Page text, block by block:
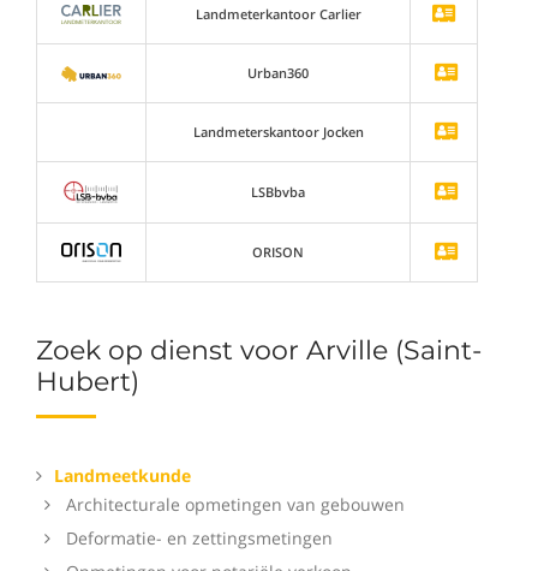
Zoek op dienst voor Arville (Saint-
Hubert)
Landmeetkunde
Architecturale opmetingen van gebouwen
Deformatie- en zettingsmetingen
Landmeterkantoor Carlier
Urban360
Landmeterskantoor Jocken
LSBbvba
ORISON